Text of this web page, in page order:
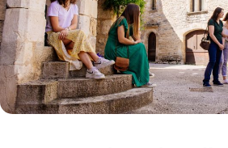
Visite de Villeneuve d, © Les Conteurs